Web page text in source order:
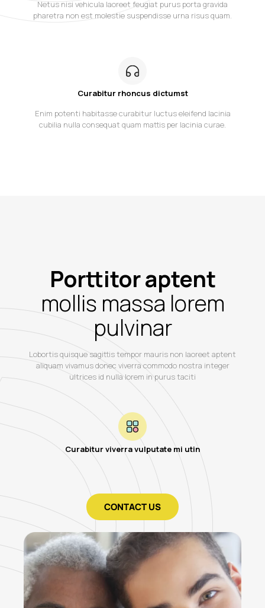
Netus nisi vehicula laoreet feugiat purus porta gravida
pharetra non est molestie suspendisse urna risus quam.
Curabitur rhoncus dictumst
Enim potenti habitasse curabitur luctus eleifend lacinia
cubilia nulla consequat quam mattis per lacinia curae.
Porttitor aptent
mollis massa lorem
pulvinar
Lobortis quisque sagittis tempor mauris non laoreet aptent
aliquam vivamus donec viverra commodo nostra integer
ultrices id nulla lorem in purus taciti
Curabitur viverra vulputate mi utin
CONTACT US